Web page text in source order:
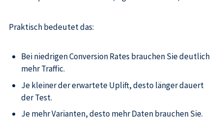
Praktisch bedeutet das:
Bei niedrigen Conversion Rates brauchen Sie deutlich
mehr Traffic.
Je kleiner der erwartete Uplift, desto länger dauert
der Test.
Je mehr Varianten, desto mehr Daten brauchen Sie.